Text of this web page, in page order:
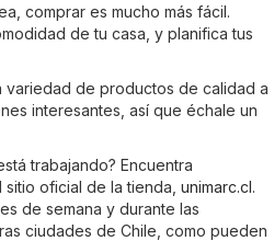
comprar es mucho más fácil.
de tu casa, y planifica tus
variedad de productos de calidad a
interesantes, así que échale un
trabajando? Encuentra
oficial de la tienda, unimarc.cl.
de semana y durante las
ciudades de Chile, como pueden